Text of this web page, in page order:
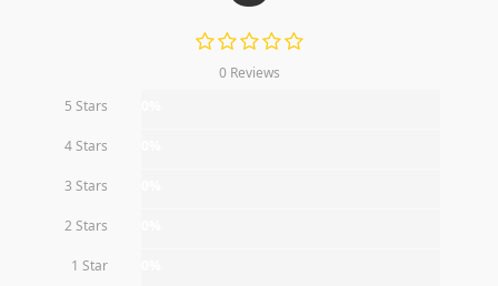
0 Reviews
5 Stars
4 Stars
3 Stars
2 Stars
1 Star